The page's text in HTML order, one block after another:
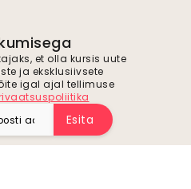
et olla kursis uute
ja eksklusiivsete
igal ajal tellimuse
Esita